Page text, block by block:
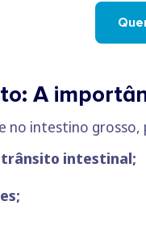
A
no intestino
intestinal;